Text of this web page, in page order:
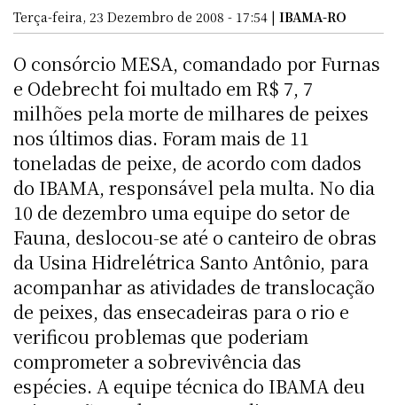
Terça-feira, 23 Dezembro de 2008 - 17:54 | IBAMA-RO
O consórcio MESA, comandado por Furnas
e Odebrecht foi multado em R$ 7, 7
milhões pela morte de milhares de peixes
nos últimos dias. Foram mais de 11
toneladas de peixe, de acordo com dados
do IBAMA, responsável pela multa. No dia
10 de dezembro uma equipe do setor de
Fauna, deslocou-se até o canteiro de obras
da Usina Hidrelétrica Santo Antônio, para
acompanhar as atividades de translocação
de peixes, das ensecadeiras para o rio e
verificou problemas que poderiam
comprometer a sobrevivência das
espécies. A equipe técnica do IBAMA deu